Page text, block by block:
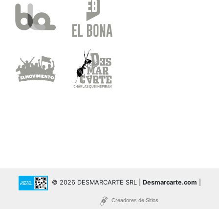
© 2026 DESMARCARTE SRL | Desmarcarte.com
Creadores de Sitios